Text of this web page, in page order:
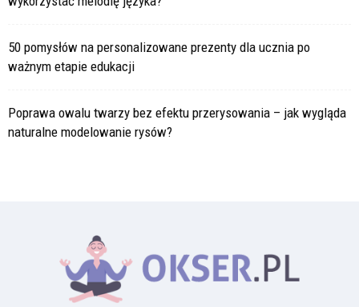
50 pomysłów na personalizowane prezenty dla ucznia po
ważnym etapie edukacji
Poprawa owalu twarzy bez efektu przerysowania – jak wygląda
naturalne modelowanie rysów?